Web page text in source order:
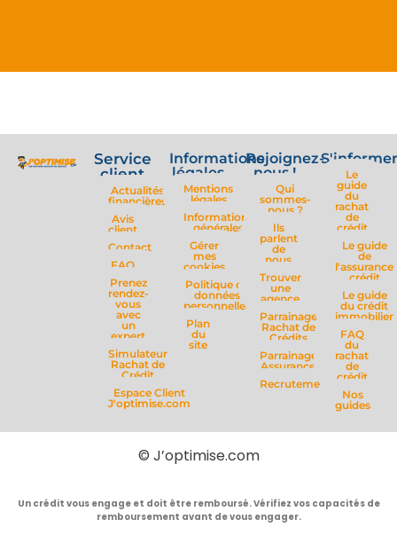
Service
client
Actualités
financières
Avis
client
Contact
FAQ
Prenez
rendez-
vous
avec
un
expert
Simulateur
Rachat de
Crédit
Espace Client
J'optimise.com
Informations
légales
Mentions
légales
Informations
générales
Gérer
mes
cookies
Politique de
données
personnelles
Plan
du
site
Rejoignez-
nous !
Qui
sommes-
nous ?
Ils
parlent
de
nous
Trouver
une
agence
Parrainage
Rachat de
Crédits
Parrainage
Assurance
Recrutement
Le
guide
du
rachat
de
crédit
Le guide
de
l'assurance
crédit
Le guide
du crédit
immobilier
FAQ
du
rachat
de
crédit
Nos
guides
© J’optimise.com
Un crédit vous engage et doit être remboursé. Vérifiez vos capacités de
remboursement avant de vous engager.